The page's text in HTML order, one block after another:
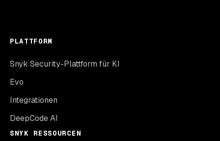
PLATTFORM
Snyk Security-Plattform für KI
Evo
Integrationen
DeepCode AI
SNYK RESSOURCEN